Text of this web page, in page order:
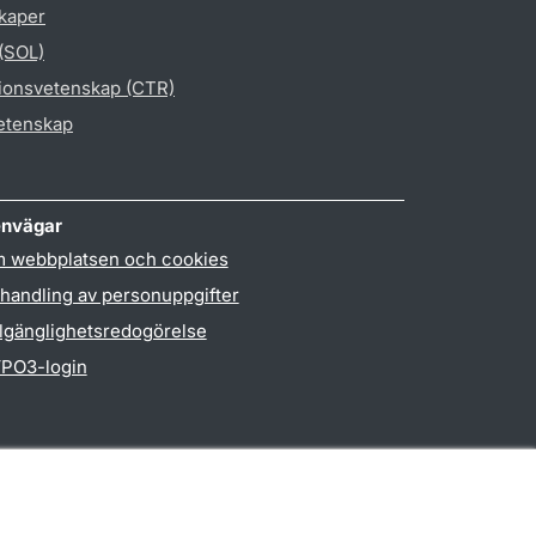
(CTR)
webbplatsen och cookies
av personuppgifter
login